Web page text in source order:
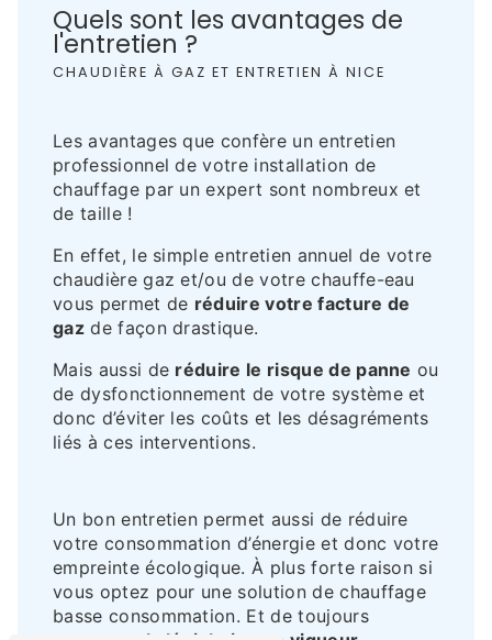
Quels sont les avantages de
l'entretien ?
CHAUDIÈRE À GAZ ET ENTRETIEN À NICE
Les avantages que confère un entretien
professionnel de votre installation de
chauffage par un expert sont nombreux et
de taille !
En effet, le simple entretien annuel de votre
chaudière gaz et/ou de votre chauffe-eau
vous permet de réduire votre facture de
gazde façon drastique.
Mais aussi de réduire le risque de panne ou
de dysfonctionnement de votre système et
donc d’éviter les coûts et les désagréments
liés à ces interventions.
Un bon entretien permet aussi de réduire
votre consommation d’énergie et donc votre
empreinte écologique. À plus forte raison si
vous optez pour une solution de chauffage
basse consommation. Et de toujours